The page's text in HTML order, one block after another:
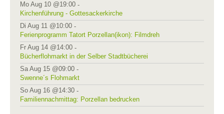
Mo Aug 10 @19:00 -
Kirchenführung - Gottesackerkirche
Di Aug 11 @10:00 -
Ferienprogramm Tatort Porzellan(ikon): Filmdreh
Fr Aug 14 @14:00 -
Bücherflohmarkt in der Selber Stadtbücherei
Sa Aug 15 @09:00 -
Swenne´s Flohmarkt
So Aug 16 @14:30 -
Familiennachmittag: Porzellan bedrucken